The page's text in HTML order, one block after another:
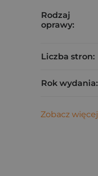
Rodzaj
oprawy:
Liczba stron:
Rok wydania:
Zobacz więcej